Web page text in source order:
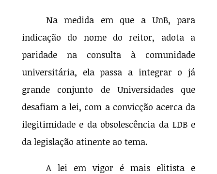
Na medida em que a UnB, para
indicação do nome do reitor, adota a
paridade na consulta à comunidade
universitária, ela passa a integrar o já
grande conjunto de Universidades que
desafiam a lei, com a convicção acerca da
ilegitimidade e da obsolescência da LDB e
da legislação atinente ao tema.
A lei em vigor é mais elitista e